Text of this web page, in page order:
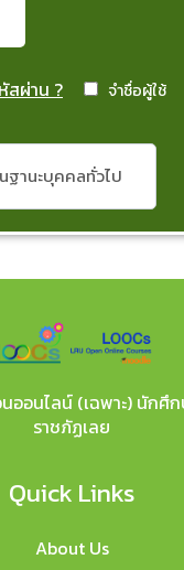
สผ่าน ? จำชื่อผู้ใช้
ฐานะบุคคลทั่วไป
นออนไลน์ (เฉพาะ) นักศึ
ราชภัฏเลย
Quick Links
About Us